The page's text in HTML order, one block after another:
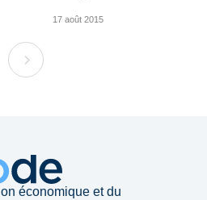
17 août 2015
économique et du